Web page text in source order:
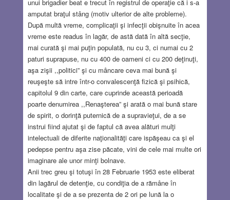
unui brigadier beat e trecut în registrul de operaţie că i s-a
amputat braţul stâng (motiv ulterior de alte probleme).
După multă vreme, complicaţii şi infecţii obişnuite în acea
vreme este readus în lagăr, de astă dată în altă secţie,
mai curată şi mai puţin populată, nu cu 3, ci numai cu 2
paturi suprapuse, nu cu 400 de oameni ci cu 200 deţinuţi,
aşa zişii ,,politici” şi cu mâncare ceva mai bună şi
reuşeşte să intre într-o convalescenţă fizică şi psihică,
capitolul 9 din carte, care cuprinde această perioadă
poarte denumirea ,,Renaşterea” şi arată o mai bună stare
de spirit, o dorinţă puternică de a supravieţui, de a se
instrui fiind ajutat şi de faptul că avea alături mulţi
intelectuali de diferite naţionalităţi care ispăşeau ca şi el
pedepse pentru aşa zise păcate, vini de cele mai multe ori
imaginare ale unor minţi bolnave.
Anii trec greu şi totuşi în 28 Februarie 1953 este eliberat
din lagărul de detenţie, cu condiţia de a rămâne în
localitate şi de a se prezenta de 2 ori pe lună la o